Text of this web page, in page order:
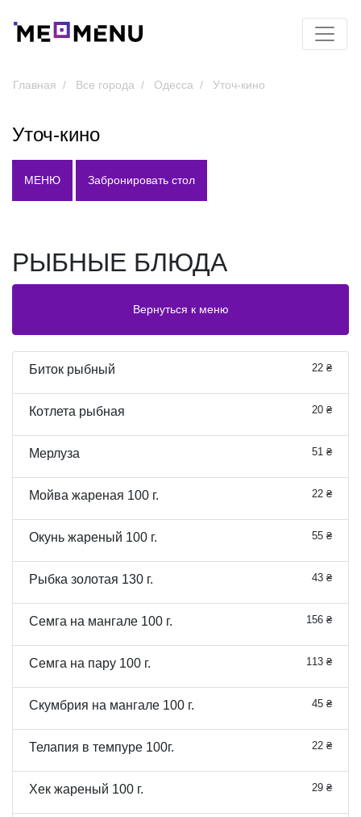
Главная Все города Одесса Уточ-кино
Уточ-кино
МЕНЮ Забронировать стол
РЫБНЫЕ БЛЮДА
Биток рыбный 22 ₴
Котлета рыбная 20 ₴
Мерлуза 51 ₴
Мойва жареная 100 г. 22 ₴
Окунь жареный 100 г. 55 ₴
Рыбка золотая 130 г. 43 ₴
Семга на мангале 100 г. 156 ₴
Семга на пару 100 г. 113 ₴
Скумбрия на мангале 100 г. 45 ₴
Телапия в темпуре 100г. 22 ₴
Хек жареный 100 г. 29 ₴
Вернуться к меню